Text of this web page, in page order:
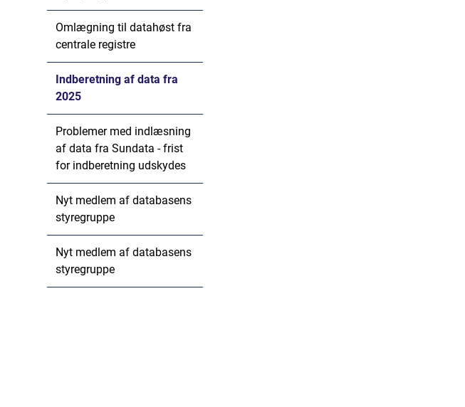
Omlægning til datahøst fra
centrale registre
Indberetning af data fra
2025
Problemer med indlæsning
af data fra Sundata - frist
for indberetning udskydes
Nyt medlem af databasens
styregruppe
Nyt medlem af databasens
styregruppe